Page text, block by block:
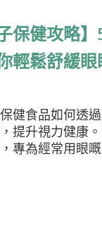
保健攻略
輕鬆舒緩眼
健食品如何透
提升視力健康
專為經常用眼